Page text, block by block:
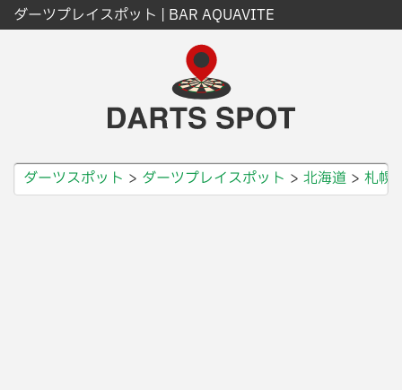
ダーツプレイスポット | BAR AQUAVITE
ダーツスポット ダーツプレイスポット 北海道 札幌